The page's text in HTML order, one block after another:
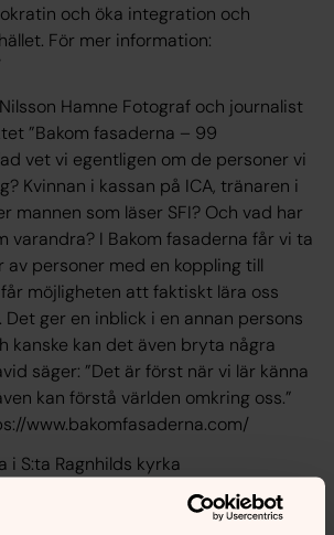
och öka integration och
För mer information:
Nilsson Hamne Fotograf och journalist
”Bakom fasaderna – 99
vet vi egentligen om de personer vi
Kvinnan i kassan på ICA, tränaren i
mannen som läser SFI? Och vad har
varandra? I Bakom fasaderna får vi ta
av personer med en koppling till
möjligheten att faktiskt lära oss
ger en inblick i en annan persons
kanske kan det även bryta några
säger: ”Det är först när vi lär känna
kan förstå världen omkring oss.”
www.bakomfasaderna.com/
i S:ta Ragnhilds kyrka